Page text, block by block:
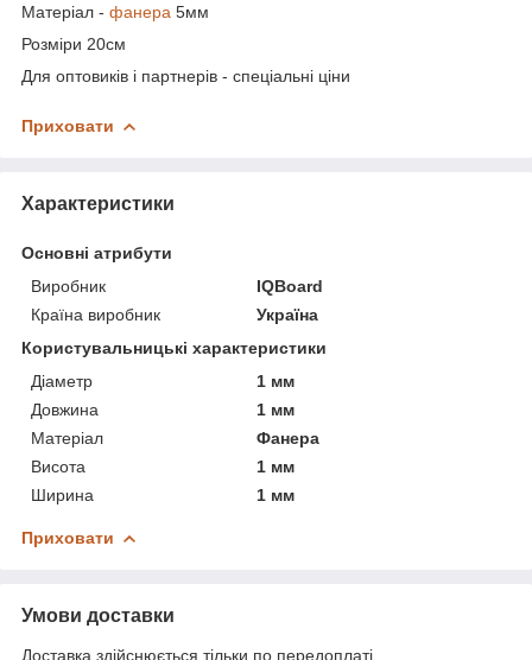
Матеріал - фанера 5мм
Розміри 20см
Для оптовиків і партнерів - спеціальні ціни
Приховати
Характеристики
Основні атрибути
Виробник
IQBoard
Країна виробник
Україна
Користувальницькі характеристики
Діаметр
1 мм
Довжина
1 мм
Матеріал
Фанера
Висота
1 мм
Ширина
1 мм
Приховати
Умови доставки
Доставка здійснюється тільки по передоплаті.